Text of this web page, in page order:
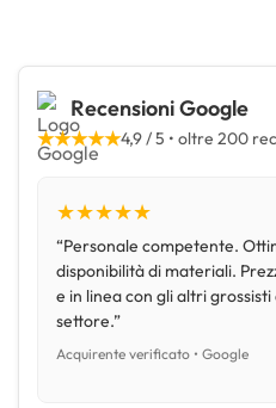
Recensioni Google
★★★★★4,9 / 5 • oltre 200
★★★★★
“Personale competente.
disponibilità di materiali.
e in linea con gli altri grossisti
settore.”
Acquirente verificato • Google